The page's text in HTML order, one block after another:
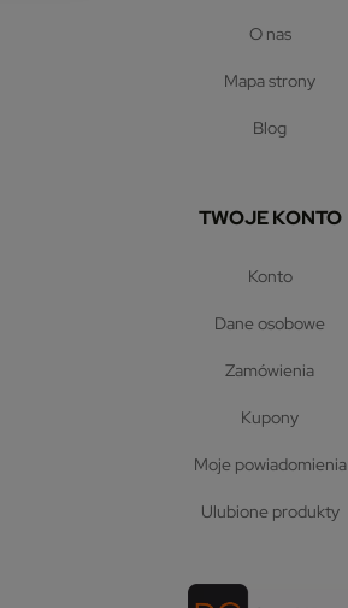
o nas
mapa strony
blog
TWOJE KONTO
konto
dane osobowe
zamówienia
kupony
moje powiadomienia
ulubione produkty